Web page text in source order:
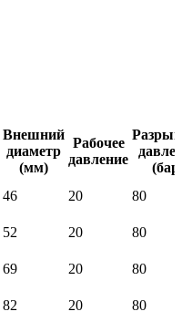
Внешний
диаметр
(мм)
Рабочее
давление
46 20
80
52 20
80
69 20
80
82 20 80